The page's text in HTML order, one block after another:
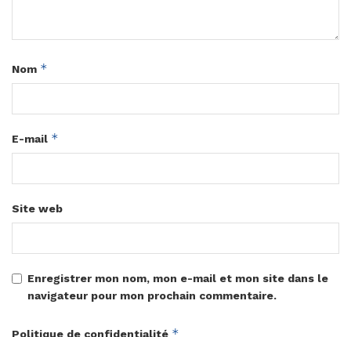
Nom *
E-mail *
Site web
Enregistrer mon nom, mon e-mail et mon site dans le
navigateur pour mon prochain commentaire.
Politique de confidentialité *